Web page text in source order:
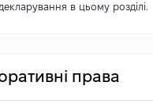
в цьому розділі.
права